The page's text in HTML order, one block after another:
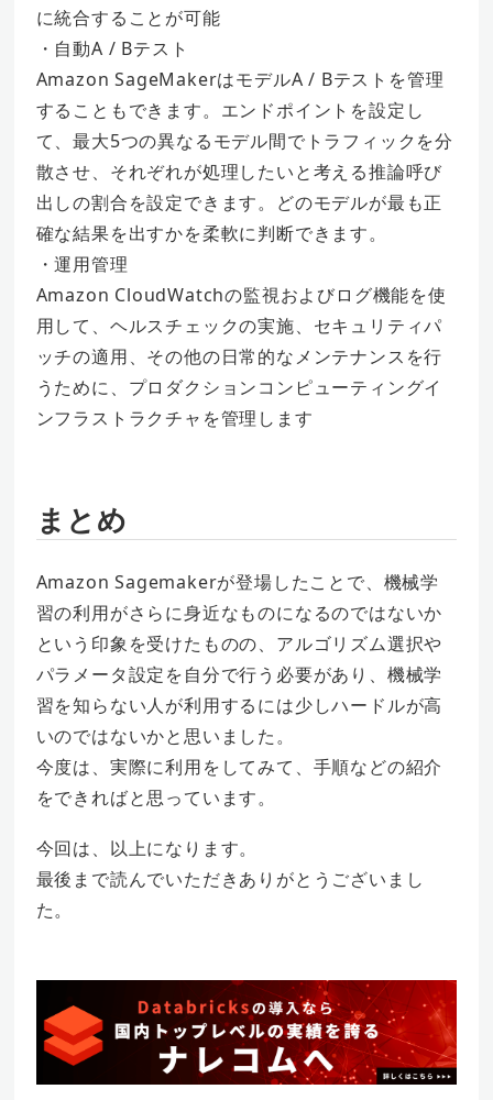
に統合することが可能
・自動A / Bテスト
Amazon SageMakerはモデルA / Bテストを管理
することもできます。エンドポイントを設定し
て、最大5つの異なるモデル間でトラフィックを分
散させ、それぞれが処理したいと考える推論呼び
出しの割合を設定できます。どのモデルが最も正
確な結果を出すかを柔軟に判断できます。
・運用管理
Amazon CloudWatchの監視およびログ機能を使
用して、ヘルスチェックの実施、セキュリティパ
ッチの適用、その他の日常的なメンテナンスを行
うために、プロダクションコンピューティングイ
ンフラストラクチャを管理します
まとめ
Amazon Sagemakerが登場したことで、機械学
習の利用がさらに身近なものになるのではないか
という印象を受けたものの、アルゴリズム選択や
パラメータ設定を自分で行う必要があり、機械学
習を知らない人が利用するには少しハードルが高
いのではないかと思いました。
今度は、実際に利用をしてみて、手順などの紹介
をできればと思っています。
今回は、以上になります。
最後まで読んでいただきありがとうございまし
た。